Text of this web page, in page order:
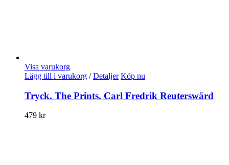
Visa varukorg
Lägg till i varukorg / Detaljer Köp nu
Tryck. The Prints. Carl Fredrik Reuterswärd
479 kr